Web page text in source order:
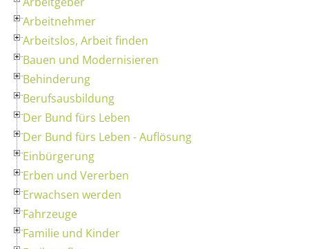
Arbeitnehmer
Arbeitslos, Arbeit finden
Bauen und Modernisieren
Behinderung
Berufsausbildung
Der Bund fürs Leben
Der Bund fürs Leben - Auflösung
Einbürgerung
Erben und Vererben
Erwachsen werden
Fahrzeuge
Familie und Kinder